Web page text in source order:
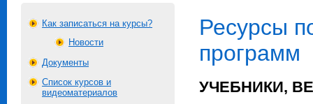
Как записаться на курсы?
Новости
Документы
Список курсов и
видеоматериалов
Ресурсы
программ
УЧЕБНИКИ,